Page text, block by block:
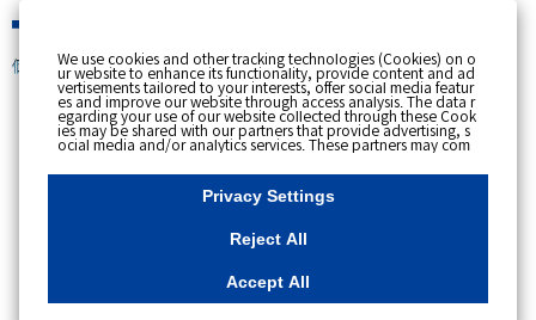
個人のお客さま
[ トップへ戻る ]
カテゴリー表示
更新日時 : 2025/02/28 10:40
引越し前の家のガス・電気を使用停止（解約）し
たいので、手続き方法を知りたい。
We use cookies and other tracking technologies (Cookies) on o
ur website to enhance its functionality, provide content and ad
vertisements tailored to your interests, offer social media featur
es and improve our website through access analysis. The data r
egarding your use of our website collected through these Cook
ies may be shared with our partners that provide advertising, s
ocial media and/or analytics services. These partners may com
bine the data shared by us with other data that you have provi
ded to them or that they have collected from your use of their s
ervices or other websites to analyse and optimise advertisemen
ts delivered to you by businesses other than us on the internet.
essary Cookies, please click "Reject All". If you agree to the use
of all Cookies, please click "Accept All". To select your preferen
u can change your consent or rejection settings at any time by c
"Privacy Settings"button on this banner or through y
our browser's "Settings". For more information regarding the pr
Privacy Settings
Reject All
Accept All